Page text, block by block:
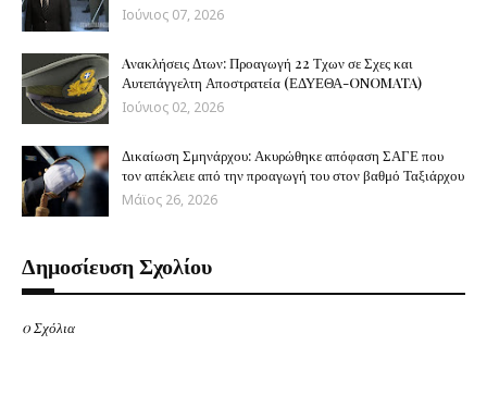
Ιούνιος 07, 2026
Aνακλήσεις Δτων: Προαγωγή 22 Τχων σε Σχες και
Αυτεπάγγελτη Αποστρατεία (ΕΔΥΕΘΑ-ONOMATA)
Ιούνιος 02, 2026
Δικαίωση Σμηνάρχου: Ακυρώθηκε απόφαση ΣΑΓΕ που
τον απέκλειε από την προαγωγή του στον βαθμό Ταξιάρχου
Μάϊος 26, 2026
Δημοσίευση Σχολίου
0 Σχόλια